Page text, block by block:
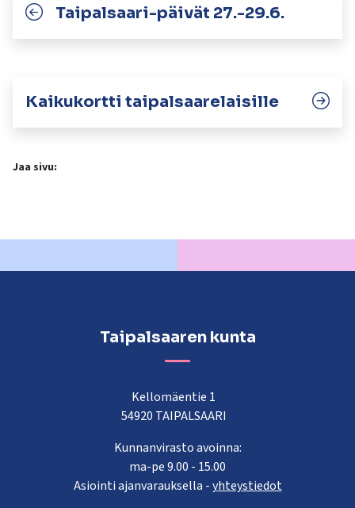
Taipalsaari-päivät 27.-29.6.
Kaikukortti taipalsaarelaisille
Jaa sivu:
Taipalsaaren kunta
Kellomäentie 1
54920 TAIPALSAARI
Kunnanvirasto avoinna:
ma-pe 9.00 - 15.00
Asiointi ajanvarauksella -yhteystiedot